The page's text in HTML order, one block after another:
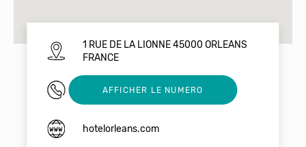
1 RUE DE LA LIONNE 45000 ORLEANS
FRANCE
02 38 53 19 79
AFFICHER LE NUMERO
hotelorleans.com